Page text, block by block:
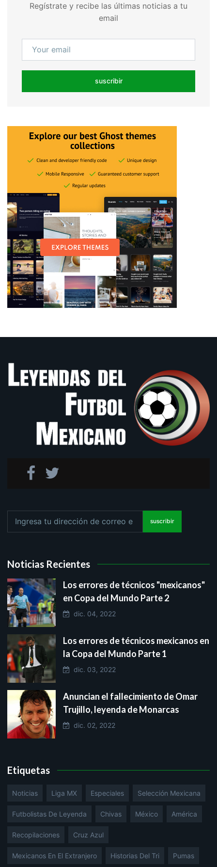
Regístrate y recibe las últimas noticias a tu
email
suscribir
suscribir
Noticias Recientes
Los errores de técnicos "mexicanos"
en Copa del Mundo Parte 2
dic. 04, 2022
Los errores de técnicos mexicanos en
la Copa del Mundo Parte 1
dic. 03, 2022
Anuncian el fallecimiento de Omar
Trujillo, leyenda de Monarcas
dic. 02, 2022
Etiquetas
Noticias Liga MX Especiales Selección Mexicana
Futbolistas De Leyenda Chivas México América
Recopilaciones Cruz Azul
Mexicanos En El Extranjero Historias Del Tri Pumas